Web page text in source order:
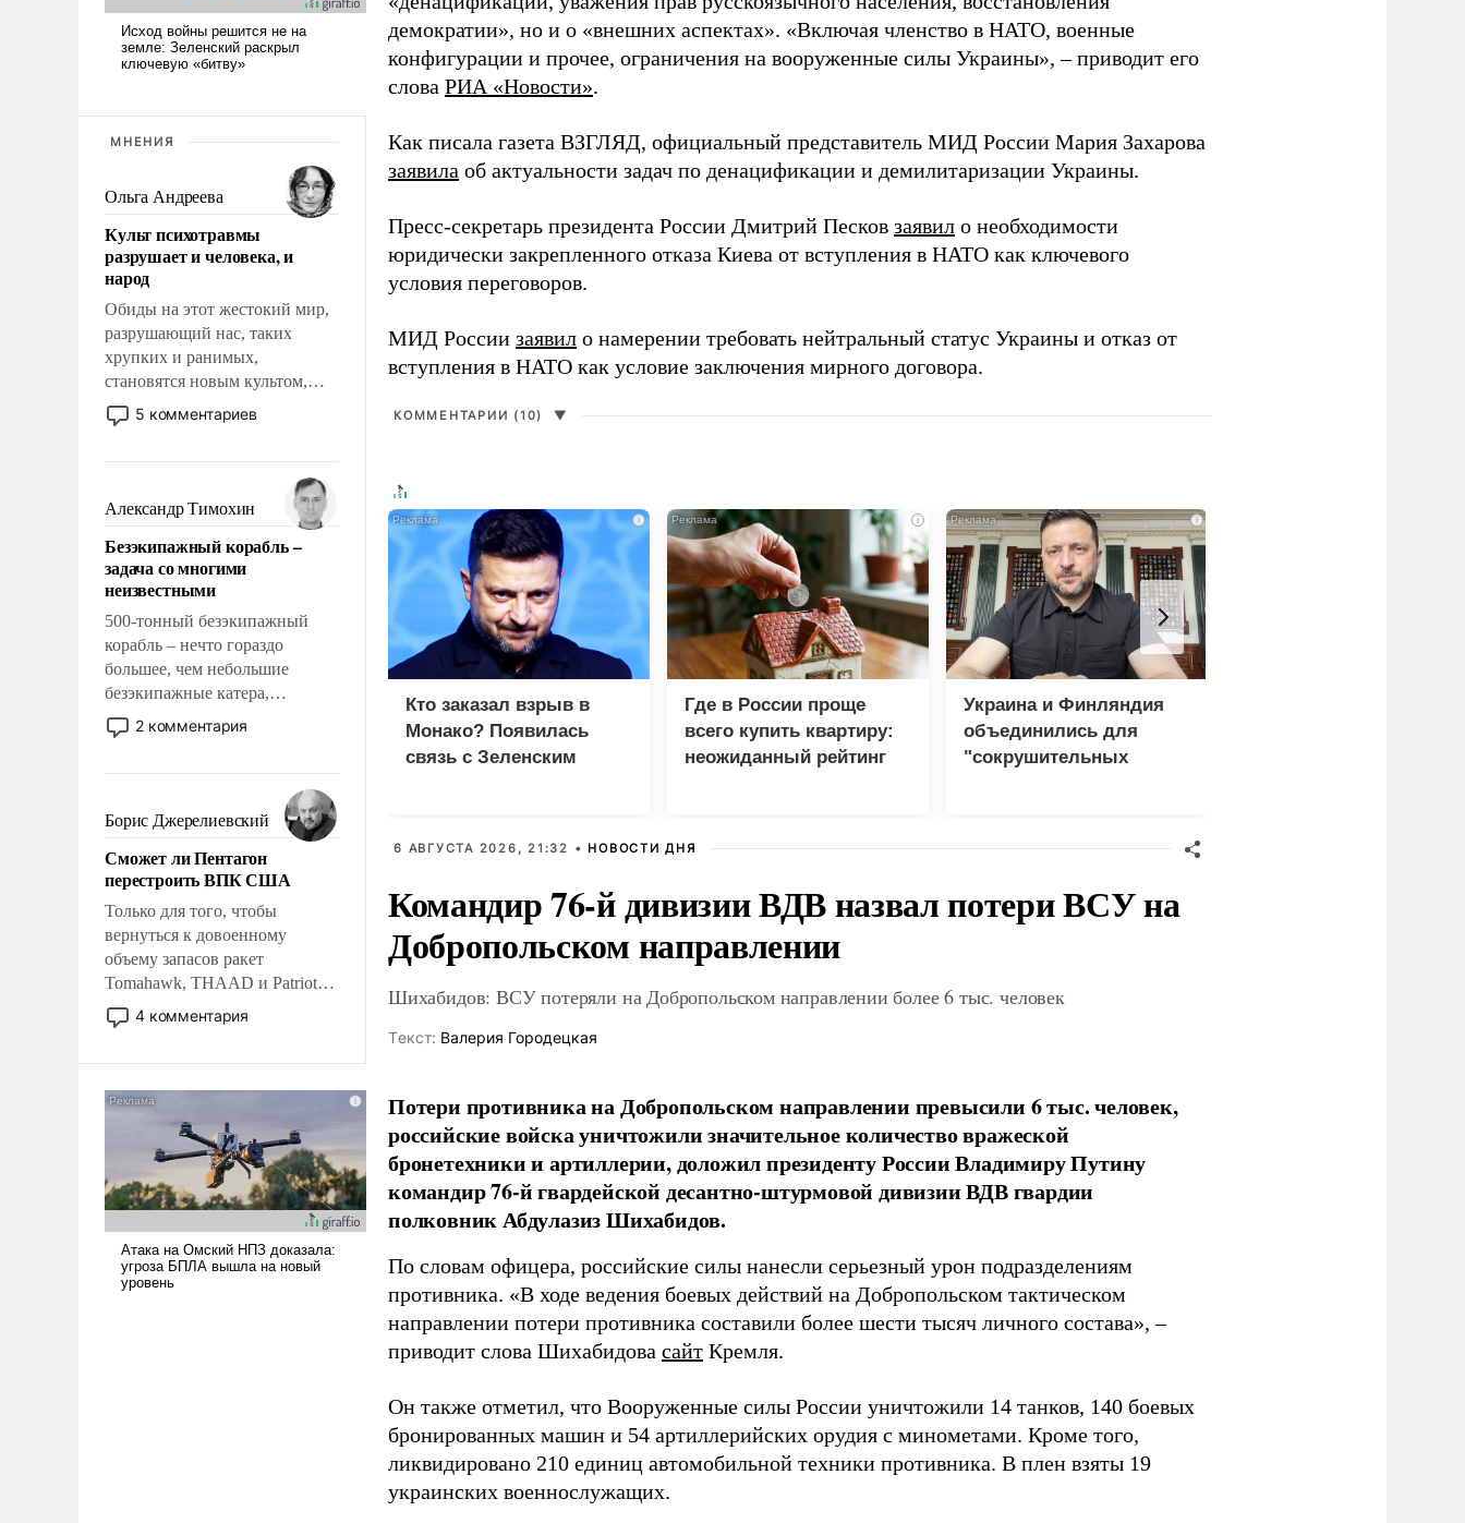
МНЕНИЯ
Ольга Андреева
Культ психотравмы
разрушает и человека, и
народ
Обиды на этот жестокий мир,
разрушающий нас, таких
хрупких и ранимых,
становятся новым культом,
постепенно вытесняя и
отменяя традиционное
мужественным и твердым под
ударами судьбы, брать на себя
ответственность, помогать
слабым, идти вперед и
адаптироваться.
5 комментариев
Александр Тимохин
Безэкипажный корабль –
задача со многими
неизвестными
500-тонный безэкипажный
корабль – нечто гораздо
большее, чем небольшие
безэкипажные катера,
применение которых уже
стало обыденностью. Задача по
сложна и амбициозна. Однако
и ее реализация радикально
поднимет наши боевые
возможности.
2 комментария
Борис Джерелиевский
Сможет ли Пентагон
перестроить ВПК США
Только для того, чтобы
вернуться к довоенному
объему запасов ракет
Tomahawk, THAAD и Patriot
США потребуется более трех
лет. Даже небольшая война с
Сложившаяся ситуация
означает многолетний период
уязвимости США, например,
перед Китаем.
4 комментария
демократии», но и о «внешних аспектах». «Включая членство в НАТО, военные
конфигурации и прочее, ограничения на вооруженные силы Украины», – приводит его
слова РИА «Новости».
Как писала газета ВЗГЛЯД, официальный представитель МИД России Мария Захарова
заявила об актуальности задач по денацификации и демилитаризации Украины.
Пресс-секретарь президента России Дмитрий Песков заявил о необходимости
юридически закрепленного отказа Киева от вступления в НАТО как ключевого
условия переговоров.
МИД России заявил о намерении требовать нейтральный статус Украины и отказ от
вступления в НАТО как условие заключения мирного договора.
КОММЕНТАРИИ (10) ▼
i
Кто заказал взрыв в
Монако? Появилась
связь с Зеленским
i
Где в России проще
всего купить квартиру:
неожиданный рейтинг
i
Украина и Финляндия
объединились для
"сокрушительных
6 АВГУСТА 2026, 21:32 • НОВОСТИ ДНЯ
Командир 76-й дивизии ВДВ назвал потери ВСУ на
Добропольском направлении
Шихабидов: ВСУ потеряли на Добропольском направлении более 6 тыс. человек
Tекст: Валерия Городецкая
Потери противника на Добропольском направлении превысили 6 тыс. человек,
российские войска уничтожили значительное количество вражеской
бронетехники и артиллерии, доложил президенту России Владимиру Путину
командир 76-й гвардейской десантно-штурмовой дивизии ВДВ гвардии
полковник Абдулазиз Шихабидов.
По словам офицера, российские силы нанесли серьезный урон подразделениям
противника. «В ходе ведения боевых действий на Добропольском тактическом
направлении потери противника составили более шести тысяч личного состава», –
приводит слова Шихабидова сайт Кремля.
Он также отметил, что Вооруженные силы России уничтожили 14 танков, 140 боевых
бронированных машин и 54 артиллерийских орудия с минометами. Кроме того,
ликвидировано 210 единиц автомобильной техники противника. В плен взяты 19
украинских военнослужащих.